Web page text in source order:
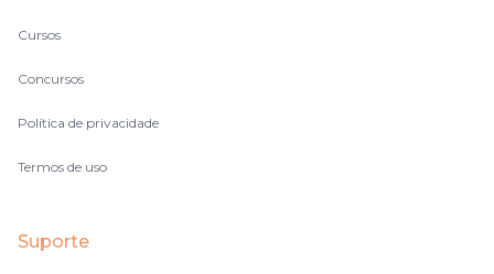
Cursos
Concursos
Política de privacidade
Termos de uso
Suporte